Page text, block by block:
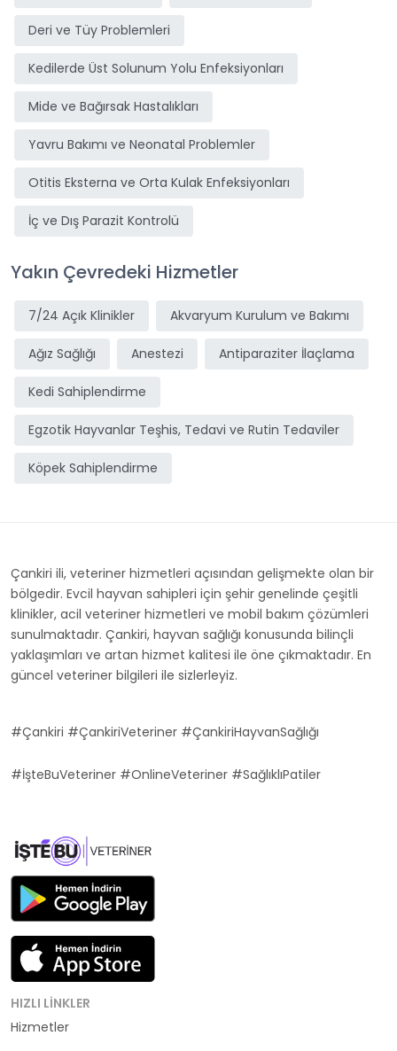
Deri ve Tüy Problemleri
Kedilerde Üst Solunum Yolu Enfeksiyonları
Mide ve Bağırsak Hastalıkları
Yavru Bakımı ve Neonatal Problemler
Otitis Eksterna ve Orta Kulak Enfeksiyonları
İç ve Dış Parazit Kontrolü
Yakın Çevredeki Hizmetler
7/24 Açık Klinikler Akvaryum Kurulum ve Bakımı
Ağız Sağlığı Anestezi Antiparaziter İlaçlama
Kedi Sahiplendirme
Egzotik Hayvanlar Teşhis, Tedavi ve Rutin Tedaviler
Köpek Sahiplendirme
Çankiri ili, veteriner hizmetleri açısından gelişmekte olan bir
bölgedir. Evcil hayvan sahipleri için şehir genelinde çeşitli
klinikler, acil veteriner hizmetleri ve mobil bakım çözümleri
sunulmaktadır. Çankiri, hayvan sağlığı konusunda bilinçli
yaklaşımları ve artan hizmet kalitesi ile öne çıkmaktadır. En
güncel veteriner bilgileri ile sizlerleyiz.
#Çankiri #ÇankiriVeteriner #ÇankiriHayvanSağlığı
#İşteBuVeteriner #OnlineVeteriner #SağlıklıPatiler
HIZLI LINKLER
Hizmetler